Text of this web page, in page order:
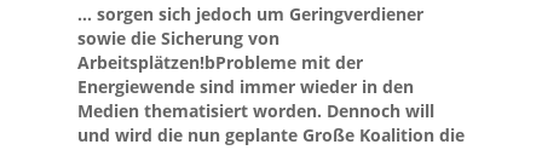
… sorgen sich jedoch um Geringverdiener
sowie die Sicherung von
Arbeitsplätzen!bProbleme mit der
Energiewende sind immer wieder in den
Medien thematisiert worden. Dennoch will
und wird die nun geplante Große Koalition die